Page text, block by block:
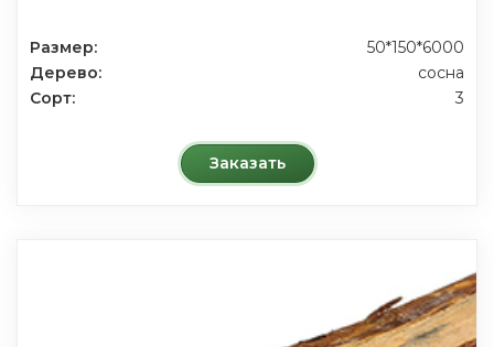
Размер:
50*150*6000
Дерево:
сосна
Сорт:
3
Заказать